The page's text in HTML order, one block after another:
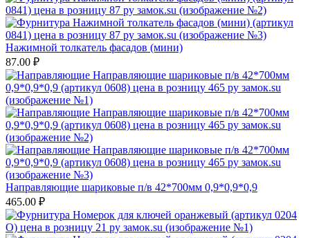
Нажимной толкатель фасадов (мини)
87.00 ₽
Направляющие шариковые п/в 42*700мм 0,9*0,9*0,9
465.00 ₽